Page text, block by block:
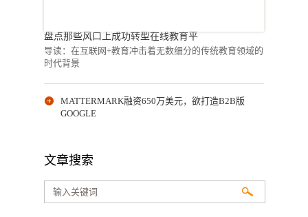
盘点那些风口上成功转型在线教育平
导读：在互联网+教育冲击着无数细分的传统教育领域的
时代背景
MATTERMARK融资650万美元，欲打造B2B版
GOOGLE
文章搜索